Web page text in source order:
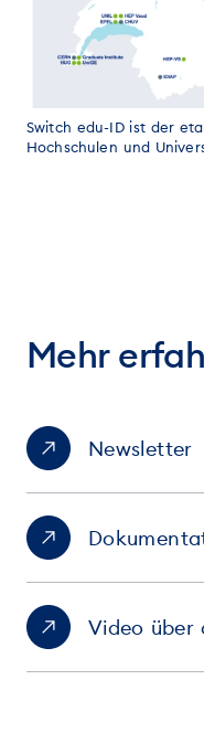
Switch edu-ID ist der
Hochschulen und
Mehr
Newsletter
Video über